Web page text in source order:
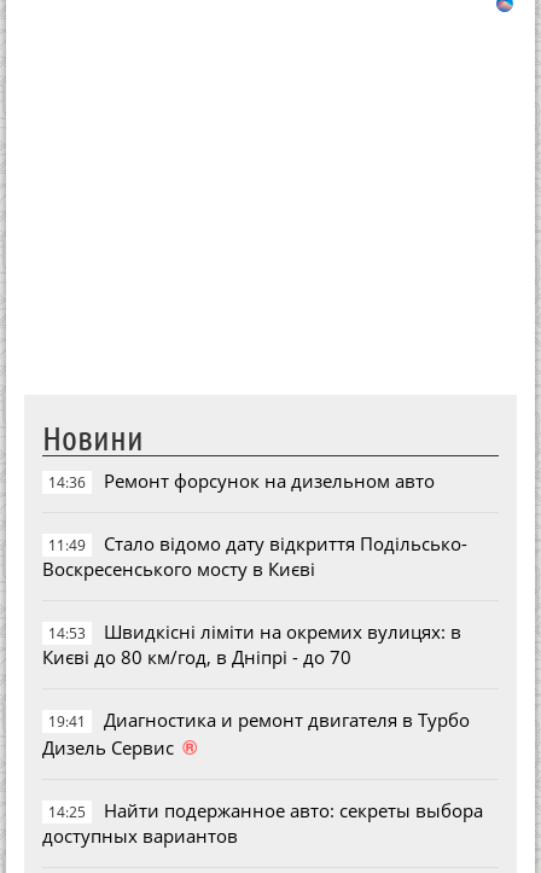
Новини
14:36 Ремонт форсунок на дизельном авто
11:49
Стало відомо дату відкриття Подільсько-
Воскресенського мосту в Києві
14:53
Швидкісні ліміти на окремих вулицях: в
Києві до 80 км/год, в Дніпрі - до 70
19:41
Диагностика и ремонт двигателя в Турбо
Дизель Сервис ®
14:25
Найти подержанное авто: секреты выбора
доступных вариантов